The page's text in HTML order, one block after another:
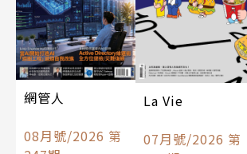
網管人
08月號/2026 第
La Vie
07月號/2026 第